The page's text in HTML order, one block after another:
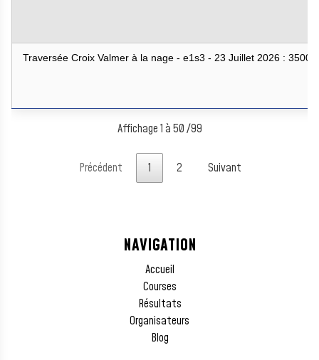
Traversée Croix Valmer à la nage - e1s3 - 23 Juillet 2026 : 3500m
Affichage 1 à 50 /99
Précédent 1 2 Suivant
NAVIGATION
Accueil
Courses
Résultats
Organisateurs
Blog